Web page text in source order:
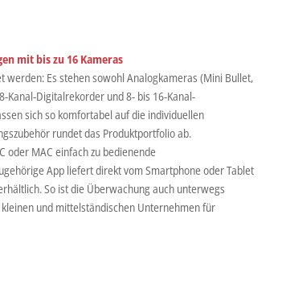
mit bis zu 16 Kameras
Es stehen sowohl Analogkameras (Mini Bullet,
Kanal-Digitalrekorder und 8- bis 16-Kanal-
sich so komfortabel auf die individuellen
rundet das Produktportfolio ab.
oder MAC einfach zu bedienende
App liefert direkt vom Smartphone oder Tablet
So ist die Überwachung auch unterwegs
und mittelständischen Unternehmen für